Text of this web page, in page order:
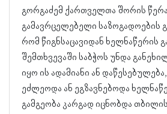
გორგაძემ ქართველთა შორის
გამავრცელებელი საზოგადოების
რომ წიგნსაცავიდან ხელნაწერის
შემთხვევაში საბჭოს უნდა
იყო ის ადამიანი ან
ეძლეოდა ან ეგზავნებოდა
გამგეობა კარგად იცნობდა